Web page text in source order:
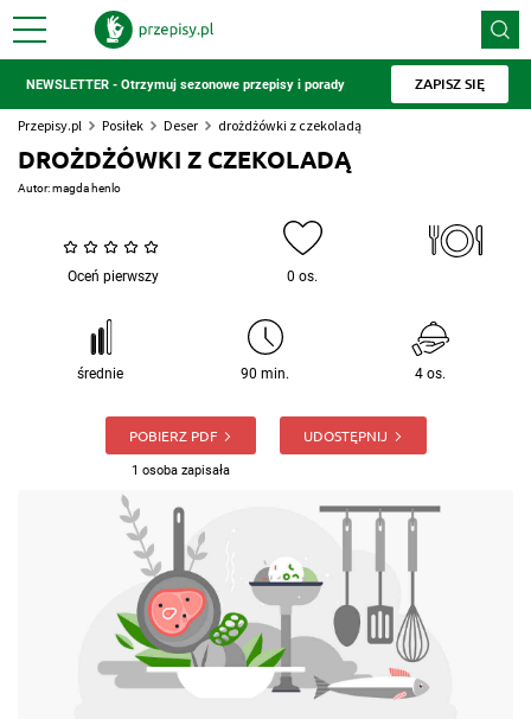
NEWSLETTER - Otrzymuj sezonowe przepisy i porady ZAPISZ SIĘ
Przepisy.pl Posiłek Deser drożdżówki z czekoladą
DROŻDŻÓWKI Z CZEKOLADĄ
Autor:magda henlo
Oceń pierwszy 0 os.
średnie 90 min. 4 os.
POBIERZ PDF
1 osoba zapisała
UDOSTĘPNIJ